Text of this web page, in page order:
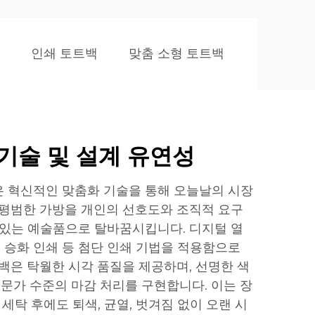
인쇄 토트백 맞춤 소형 토트백
술 및 설계 유연성
혁신적인 맞춤화 기술을 통해 오늘날의 시장
범한 가방을 개인의 선호도와 조직적 요구
는 예술품으로 탈바꿈시킵니다. 디지털 열
화 인쇄 등 첨단 인쇄 기법을 적용함으로
은 탁월한 시각 품질을 제공하며, 선명한 색
가 수준의 마감 처리를 구현합니다. 이는 장
탁 후에도 퇴색, 균열, 벗겨짐 없이 오랜 시